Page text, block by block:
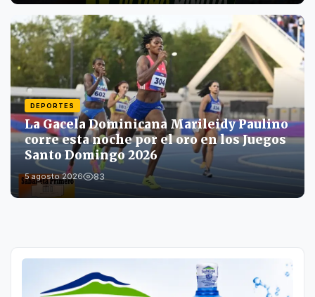
DEPORTES
La Gacela Dominicana Marileidy Paulino
corre esta noche por el oro en los Juegos
Santo Domingo 2026
5 agosto 2026 83